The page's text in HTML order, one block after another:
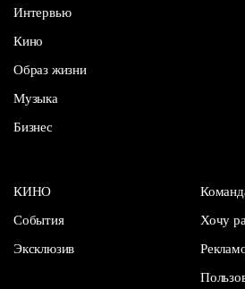
Интервью
Кино
Образ жизни
Музыка
Бизнес
КИНО
События
Эксклюзив
Хочу